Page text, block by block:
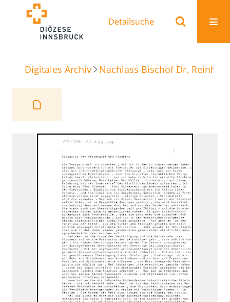
Detailsuche
Digitales Archiv Nachlass Bischof Dr.